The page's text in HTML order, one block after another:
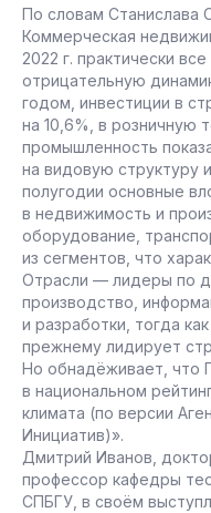
По словам Станислава
Коммерческая
2022 г. практически
отрицательную
годом, инвестиции в
на 10,6%, в розничную
промышленность
на видовую структуру
полугодии основные
в недвижимость и
оборудование,
из сегментов, что
Отрасли — лидеры по
производство,
и разработки, тогда
прежнему лидирует
Но обнадёживает, что
в национальном
климата (по версии
Инициатив)».
Дмитрий Иванов,
профессор кафедры
СПБГУ, в своём